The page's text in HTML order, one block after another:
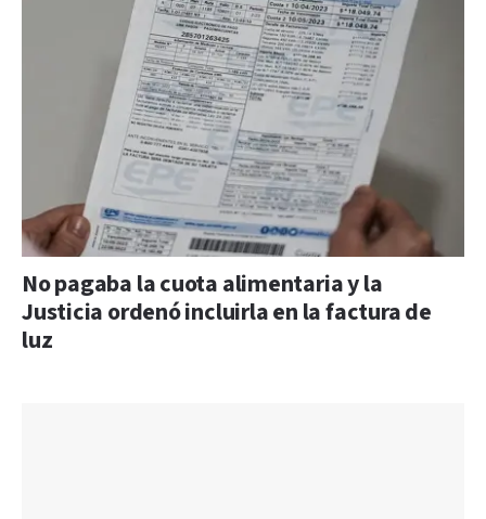
No pagaba la cuota alimentaria y la
Justicia ordenó incluirla en la factura de
luz